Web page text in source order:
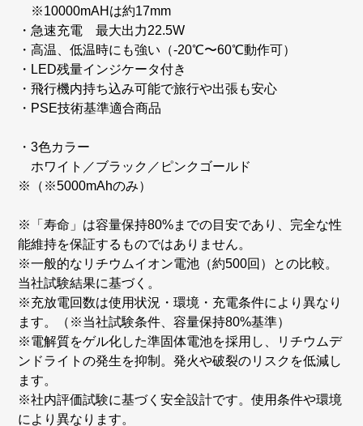
※10000mAHは約17mm
・急速充電 最大出力22.5W
・高温、低温時にも強い（-20℃〜60℃動作可）
・LED残量インジケータ付き
・飛行機内持ち込み可能で旅行や出張も安心
・PSE技術基準適合商品
・3色カラー
ホワイト／ブラック／ピンクゴールド
※（※5000mAhのみ）
※「寿命」は容量保持80%までの目安であり、完全な性
能維持を保証するものではありません。
※一般的なリチウムイオン電池（約500回）との比較。
当社試験結果に基づく。
※充放電回数は使用状況・環境・充電条件により異なり
ます。（※当社試験条件、容量保持80%基準）
※電解質をゲル化した準固体電池を採用し、リチウムデ
ンドライトの発生を抑制。発火や破裂のリスクを低減し
ます。
※社内評価試験に基づく安全設計です。使用条件や環境
により異なります。